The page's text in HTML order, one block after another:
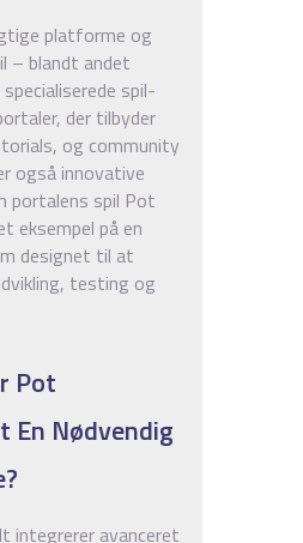
platforme og
– blandt andet
spil-
der tilbyder
og community
også innovative
portalens spil Pot
eksempel på en
designet til at
testing og
Pot
En Nødvendig
integrerer avanceret